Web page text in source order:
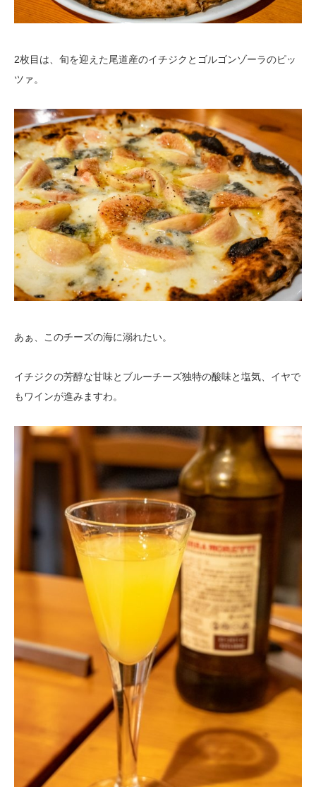
2枚目は、旬を迎えた尾道産のイチジクとゴルゴンゾーラのピッ
ツァ。
あぁ、このチーズの海に溺れたい。
イチジクの芳醇な甘味とブルーチーズ独特の酸味と塩気、イヤで
もワインが進みますわ。